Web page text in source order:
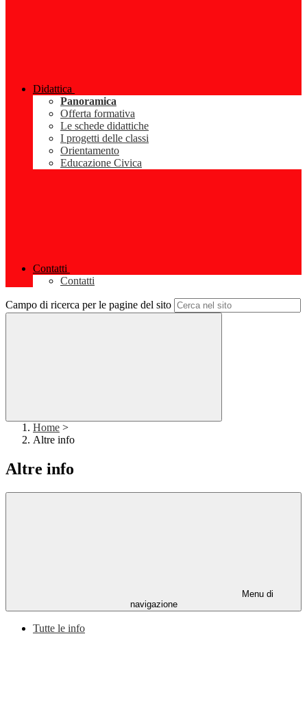
Didattica
Panoramica
Offerta formativa
Le schede didattiche
I progetti delle classi
Orientamento
Educazione Civica
Contatti
Contatti
Campo di ricerca per le pagine del sito
Home >
Altre info
Altre info
Menu di
navigazione
Tutte le info